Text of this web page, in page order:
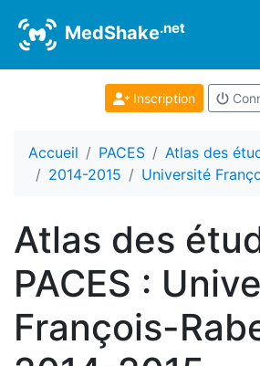
MedShake.net
Inscription
Accueil PACES
Atlas des
2014-2015
Université
Atlas des
PACES :
François-